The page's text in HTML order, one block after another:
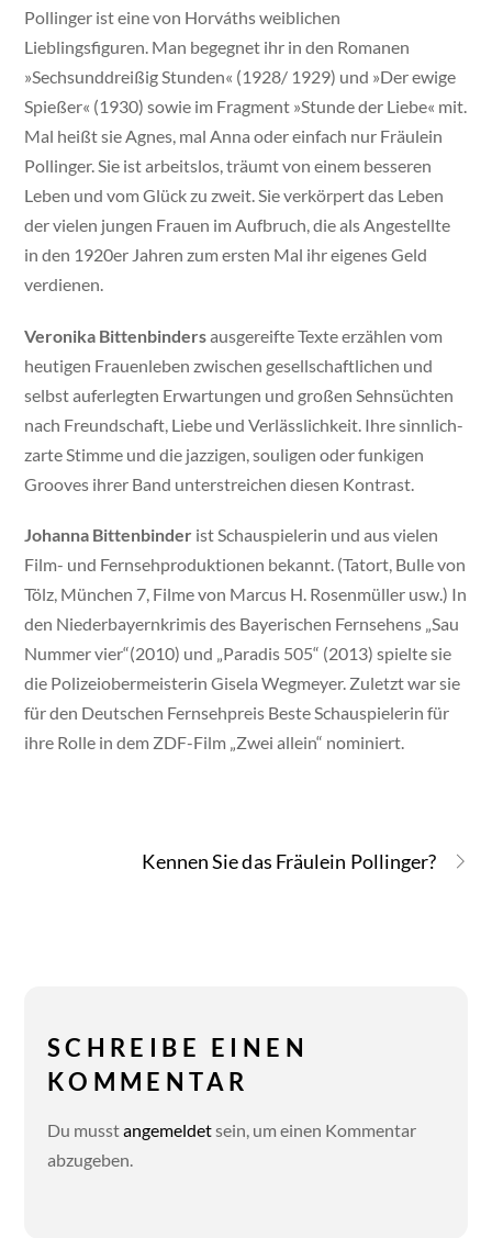
Pollinger ist eine von Horváths weiblichen
Lieblingsfiguren. Man begegnet ihr in den Romanen
»Sechsunddreißig Stunden« (1928/ 1929) und »Der ewige
Spießer« (1930) sowie im Fragment »Stunde der Liebe« mit.
Mal heißt sie Agnes, mal Anna oder einfach nur Fräulein
Pollinger. Sie ist arbeitslos, träumt von einem besseren
Leben und vom Glück zu zweit. Sie verkörpert das Leben
der vielen jungen Frauen im Aufbruch, die als Angestellte
in den 1920er Jahren zum ersten Mal ihr eigenes Geld
verdienen.
Veronika Bittenbindersausgereifte Texte erzählen vom
heutigen Frauenleben zwischen gesellschaftlichen und
selbst auferlegten Erwartungen und großen Sehnsüchten
nach Freundschaft, Liebe und Verlässlichkeit. Ihre sinnlich-
zarte Stimme und die jazzigen, souligen oder funkigen
Grooves ihrer Band unterstreichen diesen Kontrast.
Johanna Bittenbinder ist Schauspielerin und aus vielen
Film- und Fernsehproduktionen bekannt. (Tatort, Bulle von
Tölz, München 7, Filme von Marcus H. Rosenmüller usw.) In
den Niederbayernkrimis des Bayerischen Fernsehens „Sau
Nummer vier“(2010) und „Paradis 505“ (2013) spielte sie
die Polizeiobermeisterin Gisela Wegmeyer. Zuletzt war sie
für den Deutschen Fernsehpreis Beste Schauspielerin für
ihre Rolle in dem ZDF-Film „Zwei allein“ nominiert.
Kennen Sie das Fräulein Pollinger?
SCHREIBE EINEN
KOMMENTAR
Du musstangemeldetsein, um einen Kommentar
abzugeben.